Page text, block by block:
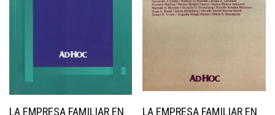
LA EMPRESA FAMILIAR EN
LA EMPRESA FAMILIAR EN